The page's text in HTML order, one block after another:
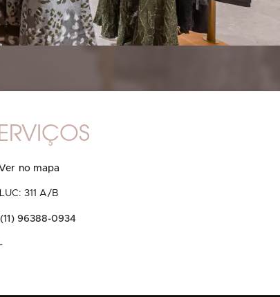
no mapa
LUC: 311 A/B
(11) 96388-0934
-